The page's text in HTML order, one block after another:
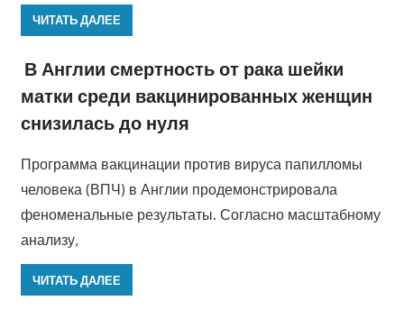
ЧИТАТЬ ДАЛЕЕ
В Англии смертность от рака шейки
матки среди вакцинированных женщин
снизилась до нуля
Программа вакцинации против вируса папилломы
человека (ВПЧ) в Англии продемонстрировала
феноменальные результаты. Согласно масштабному
анализу,
ЧИТАТЬ ДАЛЕЕ